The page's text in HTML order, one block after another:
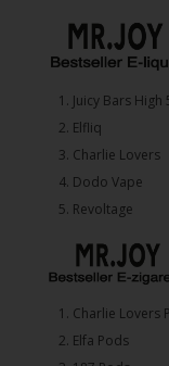
1.⁠ ⁠Juicy Bars High
2.⁠ ⁠⁠Elfliq
3.⁠ ⁠⁠Charlie Lovers
4.⁠ ⁠⁠Dodo Vape
5. ⁠Revoltage
1.⁠ ⁠Charlie Lovers
2.⁠ ⁠⁠Elfa Pods